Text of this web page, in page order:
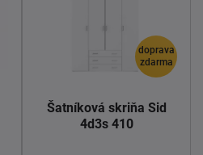
doprava
zdarma
Šatníková skriňa Sid
4d3s 410